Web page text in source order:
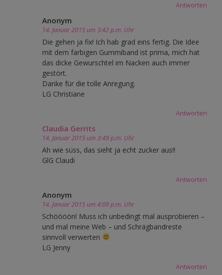
Antworten
Anonym
14. Januar 2015 um 3:42 p.m. Uhr
Die gehen ja fix! Ich hab grad eins fertig. Die Idee
mit dem farbigen Gummiband ist prima, mich hat
das dicke Gewurschtel im Nacken auch immer
gestört.
Danke für die tolle Anregung.
LG Christiane
Antworten
Claudia Gerrits
14. Januar 2015 um 3:49 p.m. Uhr
Ah wie süss, das sieht ja echt zucker aus!!
GlG Claudi
Antworten
Anonym
14. Januar 2015 um 4:09 p.m. Uhr
Schöööön! Muss ich unbedingt mal ausprobieren –
und mal meine Web – und Schrägbandreste
sinnvoll verwerten
LG Jenny
Antworten